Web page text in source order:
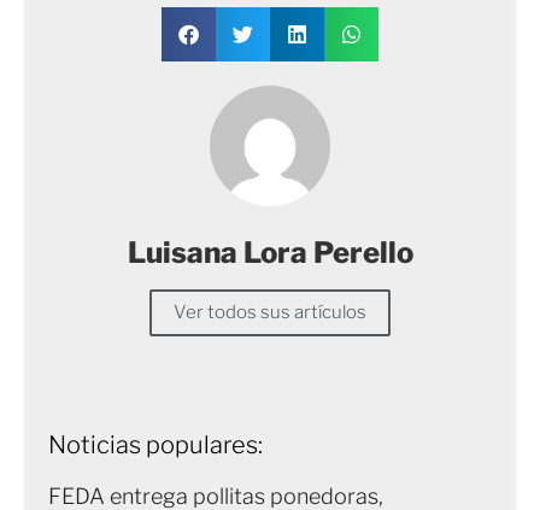
Luisana Lora Perello
Ver todos sus artículos
Noticias populares:
FEDA entrega pollitas ponedoras,